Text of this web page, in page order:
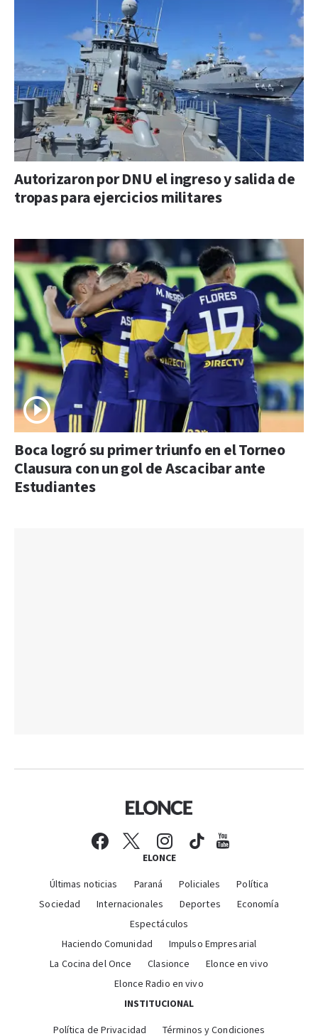
Autorizaron por DNU el ingreso y salida de
tropas para ejercicios militares
Boca logró su primer triunfo en el Torneo
Clausura con un gol de Ascacibar ante
Estudiantes
ELONCE
Últimas noticias Paraná Policiales
Política
Sociedad
Internacionales Deportes
Economía
Espectáculos
Haciendo Comunidad
Impulso Empresarial
La Cocina del Once
Clasionce
Elonce en vivo
Elonce Radio en vivo
INSTITUCIONAL
Política de Privacidad Términos y Condiciones